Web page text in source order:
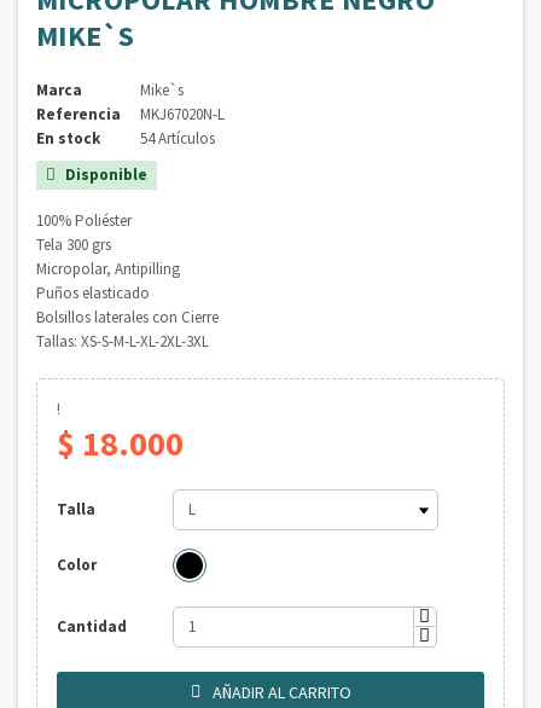
MIKE`S
Marca
Mike`s
Referencia
MKJ67020N-L
En stock
54 Artículos
 Disponible
100% Poliéster
Tela 300 grs
Micropolar, Antipilling
Puños elasticado
Bolsillos laterales con Cierre
Tallas: XS-S-M-L-XL-2XL-3XL
!
$ 18.000
Talla
Color
Cantidad
 AÑADIR AL CARRITO